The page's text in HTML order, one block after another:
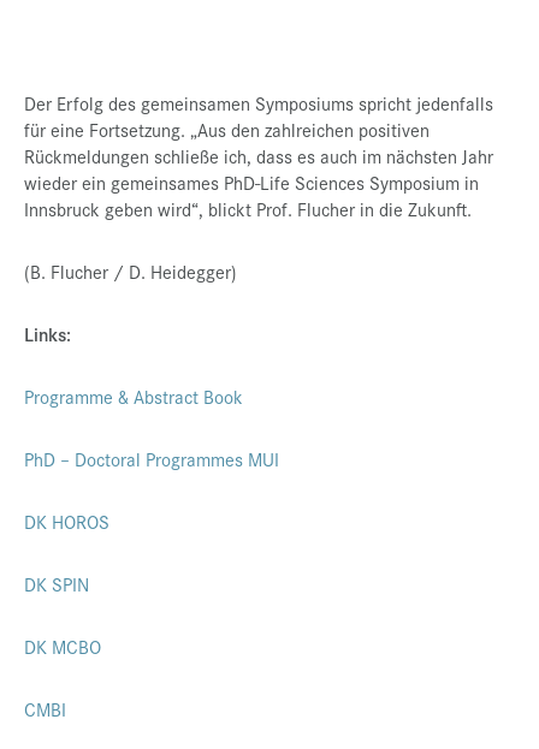
Der Erfolg des gemeinsamen Symposiums spricht jedenfalls
für eine Fortsetzung. „Aus den zahlreichen positiven
Rückmeldungen schließe ich, dass es auch im nächsten Jahr
wieder ein gemeinsames PhD-Life Sciences Symposium in
Innsbruck geben wird“, blickt Prof. Flucher in die Zukunft.
(B. Flucher / D. Heidegger)
Links:
Programme & Abstract Book
PhD – Doctoral Programmes MUI
DK HOROS
DK SPIN
DK MCBO
CMBI